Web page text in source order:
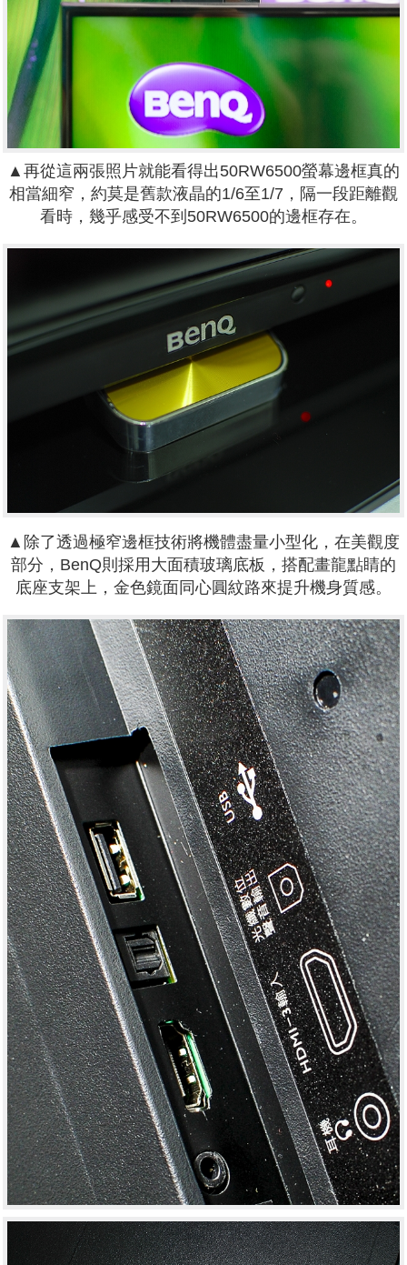
▲再從這兩張照片就能看得出50RW6500螢幕邊框真的
相當細窄，約莫是舊款液晶的1/6至1/7，隔一段距離觀
看時，幾乎感受不到50RW6500的邊框存在。
▲除了透過極窄邊框技術將機體盡量小型化，在美觀度
部分，BenQ則採用大面積玻璃底板，搭配畫龍點睛的
底座支架上，金色鏡面同心圓紋路來提升機身質感。